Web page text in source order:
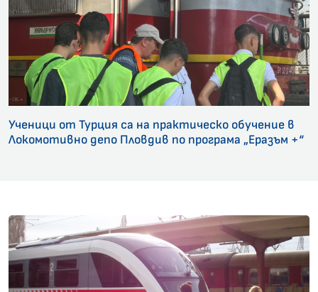
Ученици от Турция са на практическо обучение в
Локомотивно депо Пловдив по програма „Еразъм +“